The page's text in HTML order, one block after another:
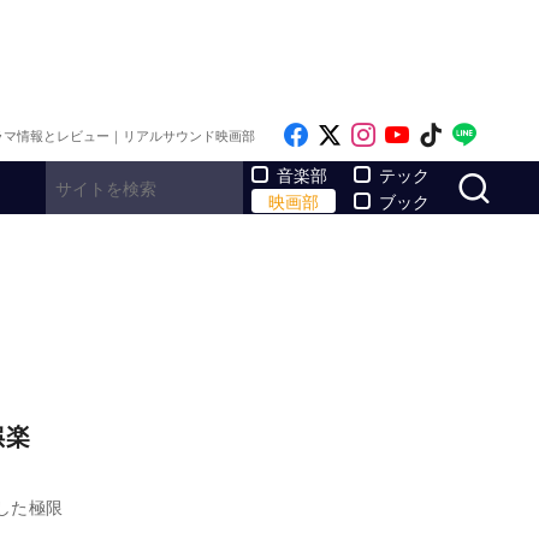
情報とレビュー｜リアルサウンド映画部 Like on Facebook
Follow on x
Follow on
Follow on
Follow
音楽部
映画部
テック
ブック
た極限